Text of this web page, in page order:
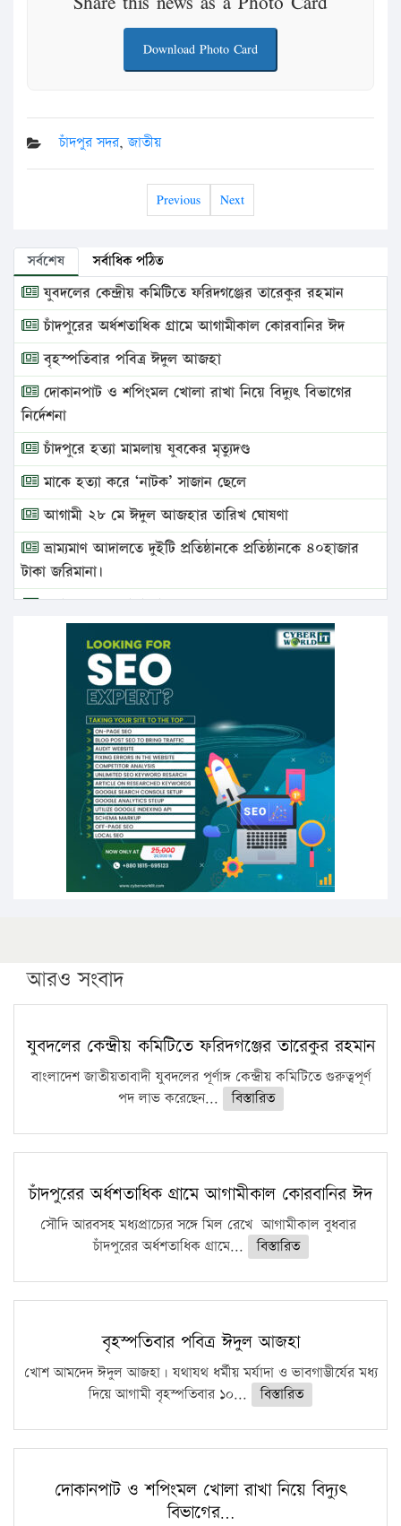
Download Photo Card
চাঁদপুর সদর,জাতীয়
Previous Next
সর্বশেষ সর্বাধিক পঠিত
যুবদলের কেন্দ্রীয় কমিটিতে ফরিদগঞ্জের তারেকুর রহমান
চাঁদপুরের অর্ধশতাধিক গ্রামে আগামীকাল কোরবানির ঈদ
বৃহস্পতিবার পবিত্র ঈদুল আজহা
দোকানপাট ও শপিংমল খোলা রাখা নিয়ে বিদ্যুৎ বিভাগের
নির্দেশনা
চাঁদপুরে হত্যা মামলায় যুবকের মৃত্যুদণ্ড
মাকে হত্যা করে ‘নাটক’ সাজান ছেলে
আগামী ২৮ মে ঈদুল আজহার তারিখ ঘোষণা
ভ্রাম্যমাণ আদালতে দুইটি প্রতিষ্ঠানকে প্রতিষ্ঠানকে ৪০হাজার
টাকা জরিমানা।
এবার লঞ্চের ভাড়া বাড়ল
১৭ থেকে ২১ শতাংশ বিদ্যুতের দাম বাড়ানোর প্রস্তাব পিডিবির
১৬ মে চাঁদপুর ও ২৫ মে ফেনী সফরে যাবেন প্রধানমন্ত্রী
উচ্চশিক্ষায় গৌরবময় অর্জন: পূর্ণ স্কলারশিপে যুক্তরাষ্ট্রে
পিএইচডি করছেন কুয়েটের কৃতি…
সারা দেশে বজ্রাঘাতে ১৪ জনের প্রাণহানি
কঠোর হচ্ছে এসএসসি ও এইচএসসি পরীক্ষা
ফরিদগঞ্জে আগুনে পুড়লো ৬ ব্যবসা প্রতিষ্ঠান
আরও সংবাদ
যুবদলের কেন্দ্রীয় কমিটিতে ফরিদগঞ্জের তারেকুর রহমান
বাংলাদেশ জাতীয়তাবাদী যুবদলের পূর্ণাঙ্গ কেন্দ্রীয় কমিটিতে গুরুত্বপূর্ণ
পদ লাভ করেছেন...
বিস্তারিত
চাঁদপুরের অর্ধশতাধিক গ্রামে আগামীকাল কোরবানির ঈদ
সৌদি আরবসহ মধ্যপ্রাচ্যের সঙ্গে মিল রেখে আগামীকাল বুধবার
চাঁদপুরের অর্ধশতাধিক গ্রামে...
বিস্তারিত
বৃহস্পতিবার পবিত্র ঈদুল আজহা
খোশ আমদেদ ঈদুল আজহা। যথাযথ ধর্মীয় মর্যাদা ও ভাবগাম্ভীর্যের মধ্য
দিয়ে আগামী বৃহস্পতিবার ১০...
বিস্তারিত
দোকানপাট ও শপিংমল খোলা রাখা নিয়ে বিদ্যুৎ
বিভাগের…